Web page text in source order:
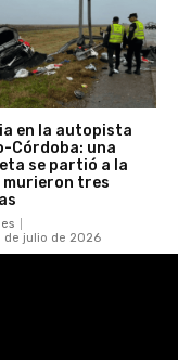
en la autopista
Córdoba: una
se partió a la
murieron tres
de julio de 2026